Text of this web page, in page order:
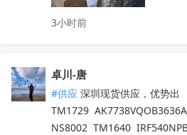
3小时前
卓川-唐
#供应 深圳现货供应，优势出
TM1729
NS8002  TM1640